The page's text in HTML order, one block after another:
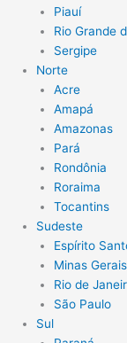
Piauí
Rio Grande
Sergipe
Norte
Acre
Amapá
Amazonas
Pará
Rondônia
Roraima
Tocantins
Sudeste
Espírito
Minas Gerais
Rio de
São Paulo
Sul